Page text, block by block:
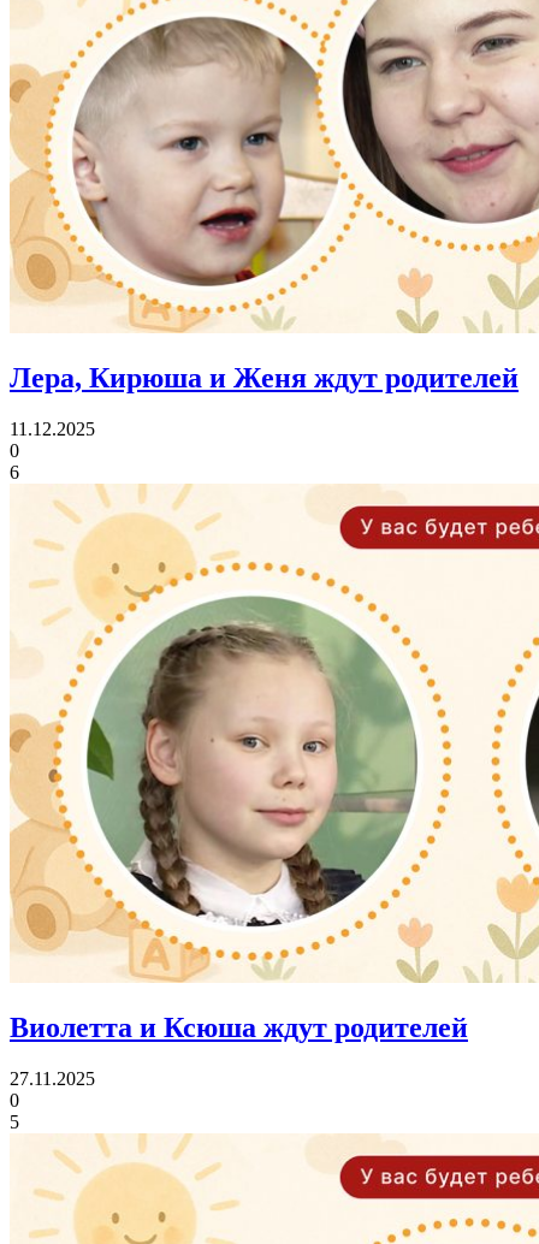
Лера, Кирюша и Женя ждут родителей
11.12.2025
0
6
Виолетта и Ксюша ждут родителей
27.11.2025
0
5